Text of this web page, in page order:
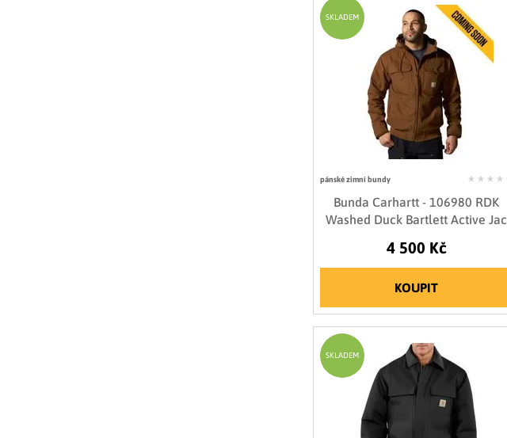
pánské zimní bundy
Bunda Carhartt - 106980 RDK
Washed Duck Bartlett Active Jac
4 500 Kč
KOUPIT
SKLADEM
SKLADEM